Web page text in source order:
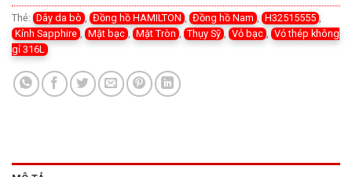
Thẻ: Dây da bò Đồng hồ HAMILTON Đồng hồ Nam H32515555
Kính Sapphire
Mặt bạc Mặt Tròn Thụy Sỹ Vỏ bạc
Vỏ thép không
gỉ 316L